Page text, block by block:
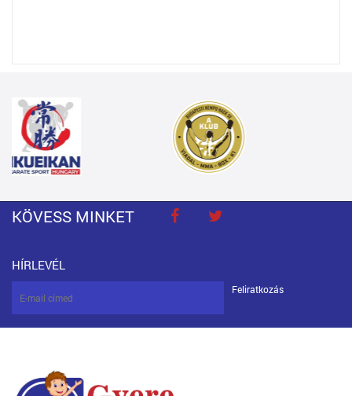
KÖVESS MINKET
HÍRLEVÉL
Feliratkozás